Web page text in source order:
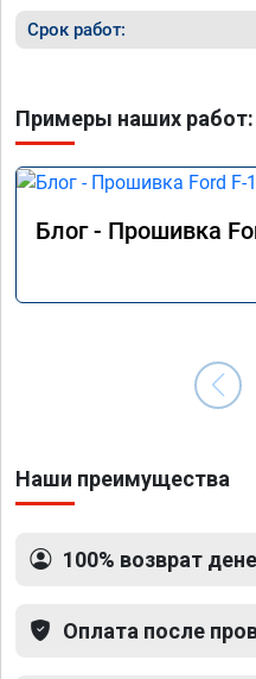
Срок работ:
Примеры наших работ:
Блог - Прошивка
Наши преимущества
100% возврат
Оплата после